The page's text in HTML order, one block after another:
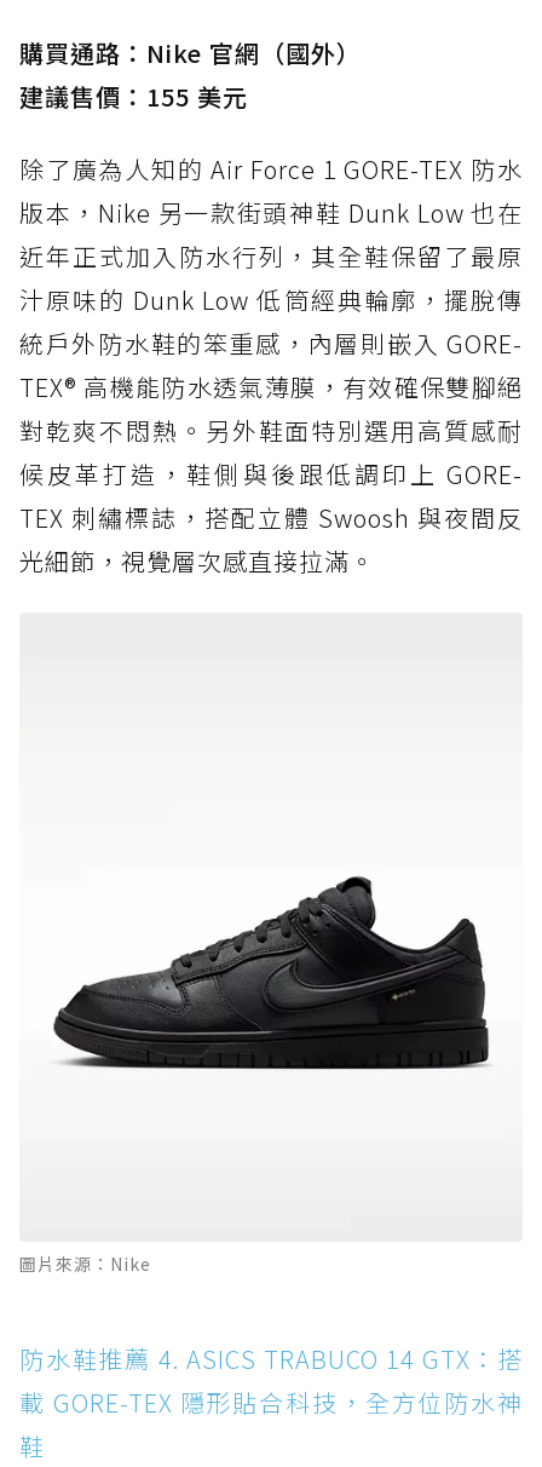
購買通路：Nike 官網（國外）
建議售價：155 美元
除了廣為人知的 Air Force 1 GORE-TEX 防水
版本，Nike 另一款街頭神鞋 Dunk Low 也在
近年正式加入防水行列，其全鞋保留了最原
汁原味的 Dunk Low 低筒經典輪廓，擺脫傳
統戶外防水鞋的笨重感，內層則嵌入 GORE-
TEX® 高機能防水透氣薄膜，有效確保雙腳絕
對乾爽不悶熱。另外鞋面特別選用高質感耐
候皮革打造，鞋側與後跟低調印上 GORE-
TEX 刺繡標誌，搭配立體 Swoosh 與夜間反
光細節，視覺層次感直接拉滿。
圖片來源：Nike
防水鞋推薦 4. ASICS TRABUCO 14 GTX：搭
載 GORE-TEX 隱形貼合科技，全方位防水神
鞋